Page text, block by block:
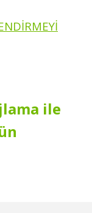
ile